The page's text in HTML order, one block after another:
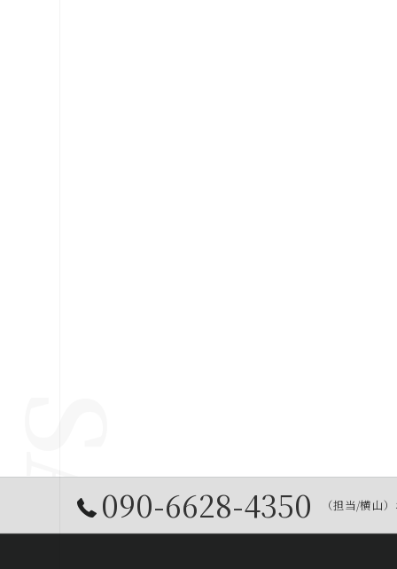
090-6628-4350 （担当/横山